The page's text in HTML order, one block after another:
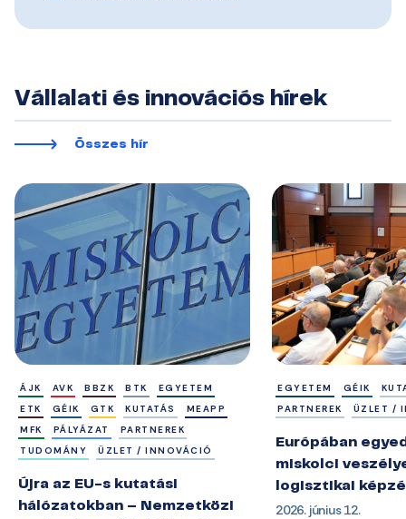
Vállalati és innovációs hírek
Összes hír
ÁJK AVK BBZK BTK
EGYETEM
ETK
GÉIK GTK KUTATÁS
MEAPP
MFK
PÁLYÁZAT
PARTNEREK
TUDOMÁNY
ÜZLET / INNOVÁCIÓ
Újra az EU-s kutatási
hálózatokban – Nemzetközi
EGYETEM GÉIK
PARTNEREK
ÜZLET /
Európában
miskolci
logisztikai
2026. június 12.